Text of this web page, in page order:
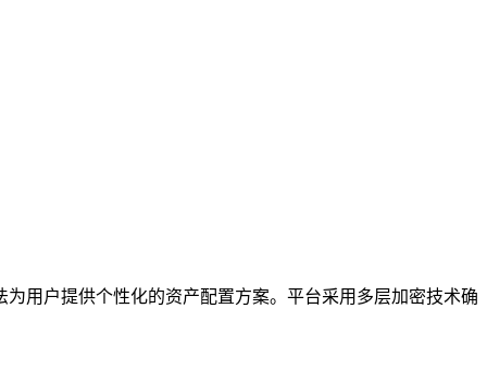
用户提供个性化的资产配置方案。平台采用多层加密技术确